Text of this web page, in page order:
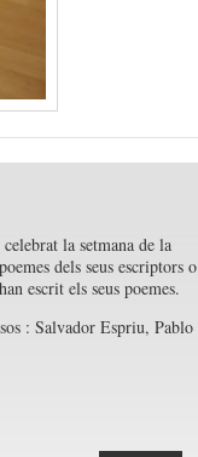
la setmana de la
dels seus escriptors o
escrit els seus poemes.
: Salvador Espriu, Pablo